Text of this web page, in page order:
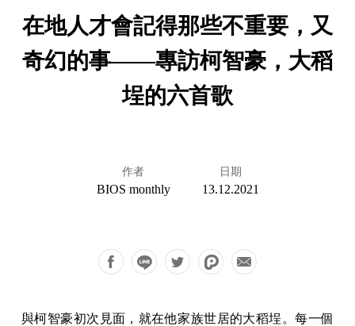
在地人才會記得那些不重要，又
奇幻的事——專訪柯智豪，大稻
埕的六首歌
作者
BIOS monthly
日期
13.12.2021
與柯智豪初次見面，就在他家族世居的大稻埕。每一個